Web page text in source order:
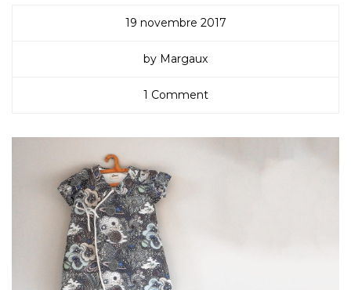
19 novembre 2017
by Margaux
1 Comment